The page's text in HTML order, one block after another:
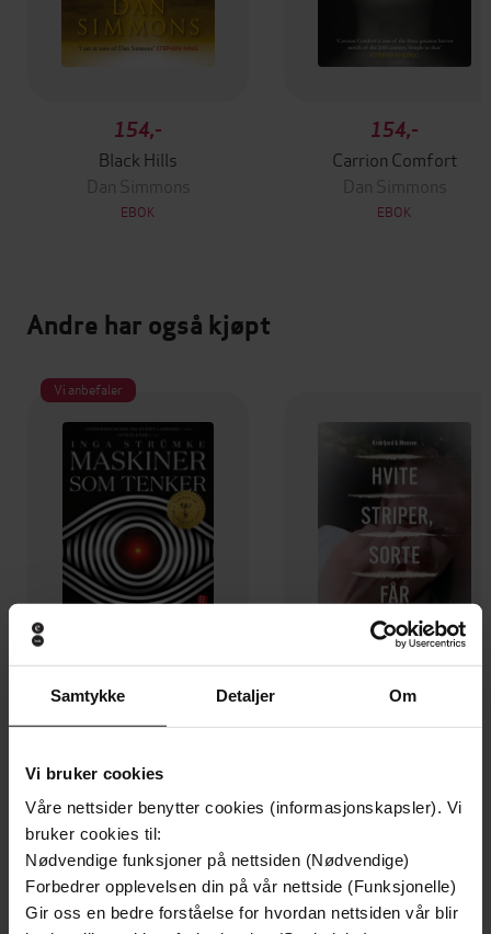
Samtykke Detaljer Om
Vi bruker cookies
Våre nettsider benytter cookies (informasjonskapsler). Vi
bruker cookies til:
Nødvendige funksjoner på nettsiden (Nødvendige)
Forbedrer opplevelsen din på vår nettside (Funksjonelle)
Gir oss en bedre forståelse for hvordan nettsiden vår blir
154,-
Black Hills
Dan Simmons
EBOK
154,-
Carrion Comfort
Dan Simmons
EBOK
Andre har også kjøpt
Vi anbefaler
297,-
Inga Strümke
EBOK
299,-
EBOK
Forfattere Dan Simmons (forfatter)